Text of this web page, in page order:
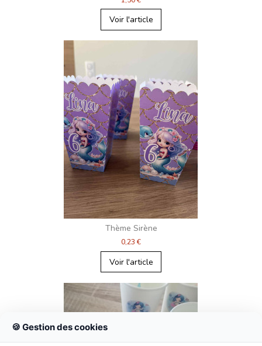
Voir l'article
Thème Sirène
0,23 €
Voir l'article
🍪 Gestion des cookies